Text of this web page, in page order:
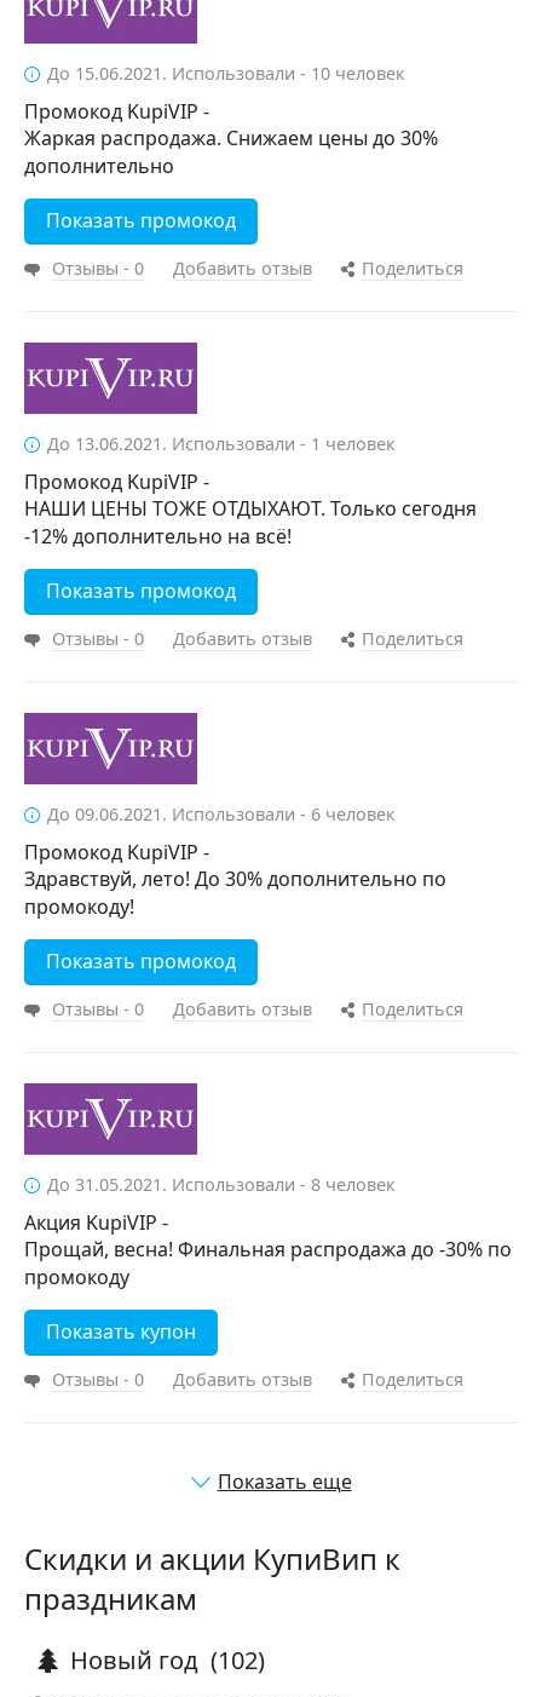
До 15.06.2021. Использовали - 10 человек
Промокод KupiVIP -
Жаркая распродажа. Снижаем цены до 30%
дополнительно
Показать промокод
Отзывы - 0 Добавить отзыв Поделиться
До 13.06.2021. Использовали - 1 человек
Промокод KupiVIP -
НАШИ ЦЕНЫ ТОЖЕ ОТДЫХАЮТ. Только сегодня
-12% дополнительно на всё!
Показать промокод
Отзывы - 0 Добавить отзыв Поделиться
До 09.06.2021. Использовали - 6 человек
Промокод KupiVIP -
Здравствуй, лето! До 30% дополнительно по
промокоду!
Показать промокод
Отзывы - 0 Добавить отзыв Поделиться
До 31.05.2021. Использовали - 8 человек
Акция KupiVIP -
Прощай, весна! Финальная распродажа до -30% по
промокоду
Показать купон
Отзывы - 0 Добавить отзыв Поделиться
Показать еще
Скидки и акции КупиВип к
праздникам
Новый год (102)